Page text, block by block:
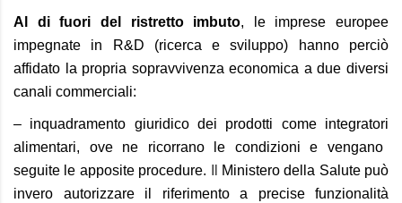
Al di fuori del ristretto imbuto, le imprese europee
impegnate in R&D (ricerca e sviluppo) hanno perciò
affidato la propria sopravvivenza economica a due diversi
canali commerciali:
– inquadramento giuridico dei prodotti come integratori
alimentari, ove ne ricorrano le condizioni e vengano
seguite le apposite procedure.
Ministero della Salute può
invero autorizzare il riferimento a precisefunzionalità